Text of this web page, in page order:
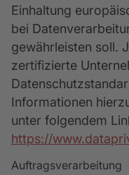
Einhaltung
bei
gewährleisten soll.
zertifizierte
Informationen
unter folgendem
https://
Auftragsverarbeitung